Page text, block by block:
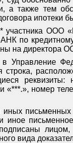
также тем
ипотеки
ООО
по
на директора
Управление
реквизиты:
«***.», номер
письменных
иное
вида